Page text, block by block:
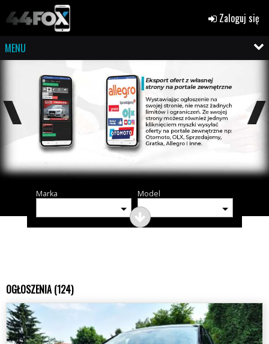
Zaloguj się
MENU
Marka Model
OGŁOSZENIA (124)